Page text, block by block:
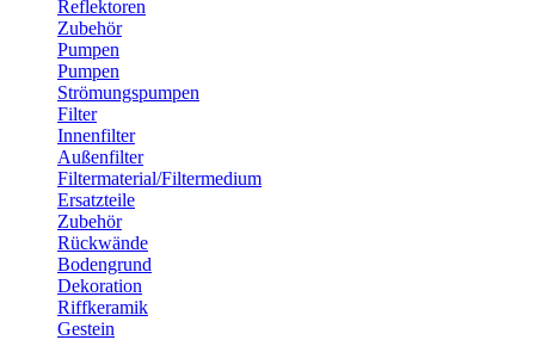
Reflektoren
Zubehör
Pumpen
Pumpen
Strömungspumpen
Filter
Innenfilter
Außenfilter
Filtermaterial/Filtermedium
Ersatzteile
Zubehör
Rückwände
Bodengrund
Dekoration
Riffkeramik
Gestein